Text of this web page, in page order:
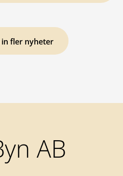
in fler nyheter
AB